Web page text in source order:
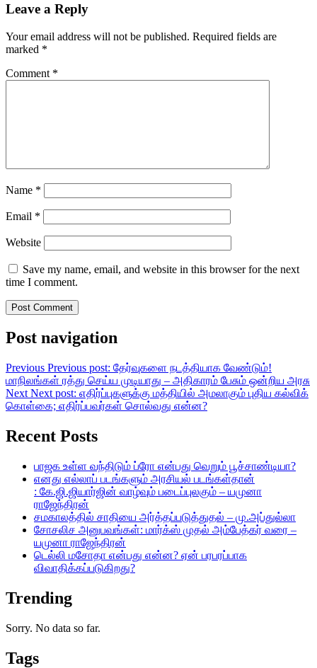
Leave a Reply
Your email address will not be published. Required fields are
marked *
Comment *
Name *
Email *
Website
Save my name, email, and website in this browser for the next
time I comment.
Post navigation
Previous Previous post: தேர்வுகளை நடத்தியாக வேண்டும்!
மாநிலங்கள் ரத்து செய்ய முடியாது – அதிகாரம் பேசும் ஒன்றிய அரசு
Next Next post: எதிர்ப்புகளுக்கு மத்தியில் அமலாகும் புதிய கல்விக்
கொள்கை; எதிர்ப்பவர்கள் சொல்வது என்ன?
Recent Posts
பாஜக உள்ள வந்திடும் ப்ரோ என்பது வெறும் பூச்சாண்டியா?
எனது எல்லாப் படங்களும் அரசியல் படங்கள்தான்
: கே.ஜி.ஜியார்ஜின் வாழ்வும் படைப்புலகும் – யமுனா
ராஜேந்திரன்
சமகாலத்தில் சாதியை அர்த்தப்படுத்துதல் – மு.அப்துல்லா
சோசலிச அனுபவங்கள்: மார்க்ஸ் முதல் அம்பேத்கர் வரை –
யமுனா ராஜேந்திரன்
டெல்லி மசோதா என்பது என்ன? ஏன் பரபரப்பாக
விவாதிக்கப்படுகிறது?
Trending
Sorry. No data so far.
Tags